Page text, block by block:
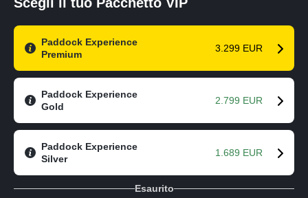
Paddock Experience
Premium
3.299 EUR
Paddock Experience
Gold
2.799 EUR
Paddock Experience
Silver
1.689 EUR
Esaurito